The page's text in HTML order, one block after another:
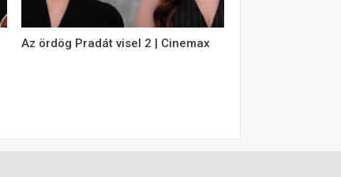
Az ördög Pradát visel 2 | Cinemax